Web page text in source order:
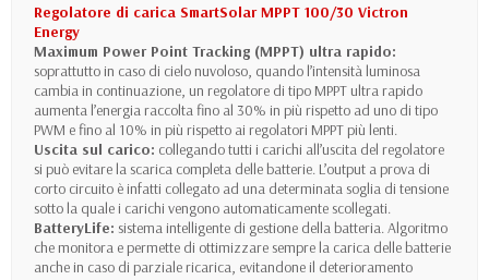
Regolatore di carica SmartSolar MPPT 100/30 Victron
Energy
Maximum Power Point Tracking (MPPT) ultra rapido:
soprattutto in caso di cielo nuvoloso, quando l’intensità luminosa
cambia in continuazione, un regolatore di tipo MPPT ultra rapido
aumenta l’energia raccolta fino al 30% in più rispetto ad uno di tipo
PWM e fino al 10% in più rispetto ai regolatori MPPT più lenti.
Uscita sul carico: collegando tutti i carichi all’uscita del regolatore
si può evitare la scarica completa delle batterie. L’output a prova di
corto circuito è infatti collegato ad una determinata soglia di tensione
sotto la quale i carichi vengono automaticamente scollegati.
BatteryLife: sistema intelligente di gestione della batteria. Algoritmo
che monitora e permette di ottimizzare sempre la carica delle batterie
anche in caso di parziale ricarica, evitandone il deterioramento